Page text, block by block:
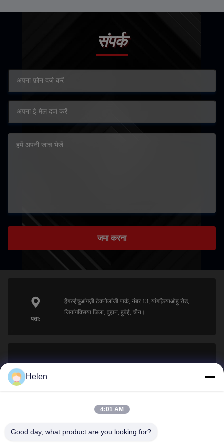
संपर्क
जमा करना
पता:
हेंगरुईचुआंगज़ी टेक्नोलॉजी पार्क, नंबर 13, यांगक़ियाओहु रोड,
जियांगक्सिया जिला, वुहान, हुबेई, चीन।
0086-27-8679-1986
Helen
4:01 AM
Good day, what product are you looking for?